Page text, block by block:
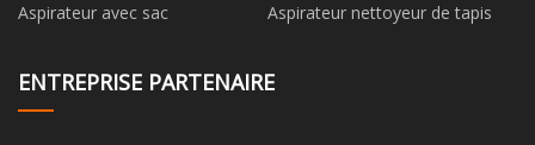
Aspirateur avec sac
Aspirateur nettoyeur de tapis
ENTREPRISE PARTENAIRE